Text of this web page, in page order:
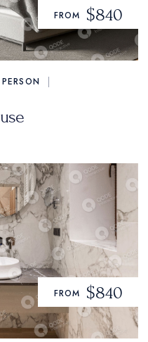
FROM $840
FROM $840